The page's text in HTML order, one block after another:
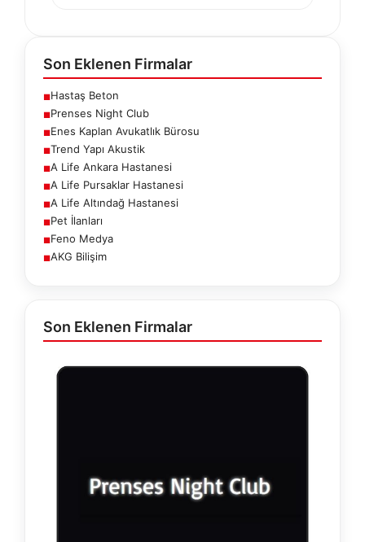
Son Eklenen Firmalar
■Hastaş Beton
■Prenses Night Club
■Enes Kaplan Avukatlık Bürosu
■Trend Yapı Akustik
■A Life Ankara Hastanesi
■A Life Pursaklar Hastanesi
■A Life Altındağ Hastanesi
■Pet İlanları
■Feno Medya
■AKG Bilişim
Son Eklenen Firmalar